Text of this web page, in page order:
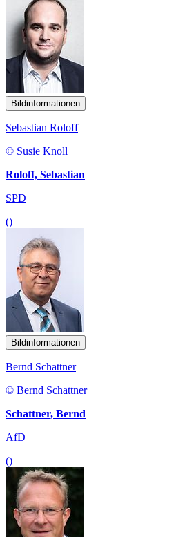
Bildinformationen
Sebastian Roloff
© Susie Knoll
Roloff, Sebastian
SPD
()
Bildinformationen
Bernd Schattner
© Bernd Schattner
Schattner, Bernd
AfD
()